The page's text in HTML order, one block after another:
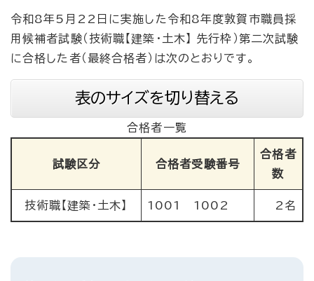
令和8年5月22日に実施した令和8年度敦賀市職員採
用候補者試験（技術職【建築・土木】 先行枠）第二次試験
に合格した者（最終合格者）は次のとおりです。
表のサイズを切り替える
合格者一覧
試験区分 合格者受験番号
合格者
数
技術職【建築・土木】 1001 1002 2名